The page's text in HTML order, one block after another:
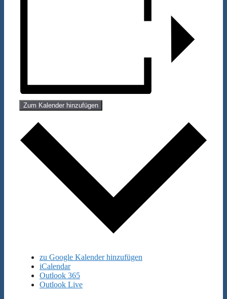
Zum Kalender hinzufügen
zu Google Kalender hinzufügen
iCalendar
Outlook 365
Outlook Live